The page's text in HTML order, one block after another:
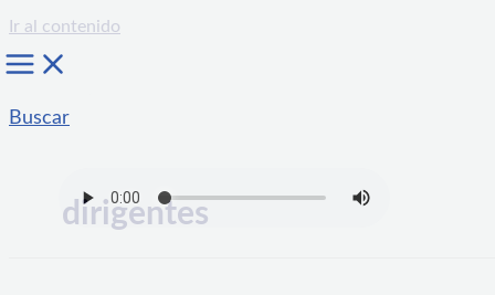
Ir al contenido
Buscar
dirigentes